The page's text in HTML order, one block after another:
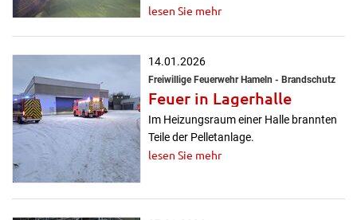
lesen Sie mehr
14.01.2026
Freiwillige Feuerwehr Hameln - Brandschutz
Feuer in Lagerhalle
Im Heizungsraum einer Halle brannten
Teile der Pelletanlage.
lesen Sie mehr